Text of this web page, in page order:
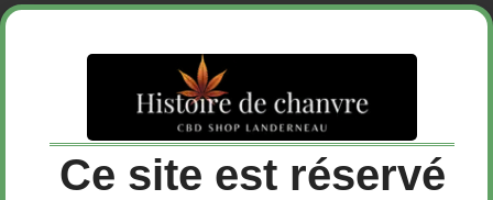
X
Ce site est réservé